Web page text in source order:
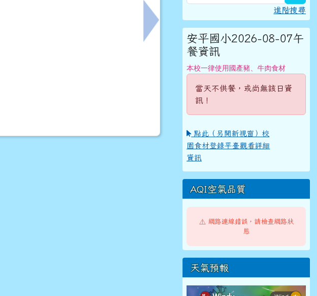
辦公日曆表 下一筆：【員工協助方案宣導】臺南市政府員
進階搜尋
安平國小2026-08-07午
餐資訊
本校一律使用國產豬、牛肉食材
當天不供餐，或尚無該日資
訊！
點此（另開新視窗）校
園食材登錄平臺觀看詳細
資訊
AQI空氣品質
⚠️ 網路連線錯誤，請檢查網路狀
態
天氣預報